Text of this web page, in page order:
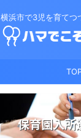
横浜市で3児を育てつ
保育園入所